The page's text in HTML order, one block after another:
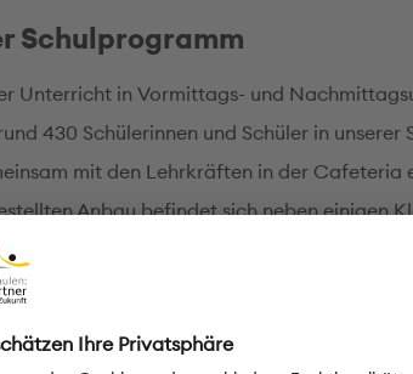
Schulprogramm
Unterricht in Vormittags- und
430 Schülerinnen und Schüler in unserer
mit den Lehrkräften in der Cafeteria
Anbau befindet sich neben einigen
die mit zahlreichen deutschen,
ausgestattet ist. Lehrbücher, Kinderbücher,